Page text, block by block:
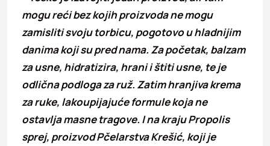
mogu reći bez kojih proizvoda ne mogu
zamisliti svoju torbicu, pogotovo u hladnijim
danima koji su pred nama. Za početak, balzam
za usne, hidratizira, hrani i štiti usne, te je
odlična podloga za ruž. Zatim hranjiva krema
za ruke, lakoupijajuće formule koja ne
ostavlja masne tragove. I na kraju Propolis
sprej, proizvod Pčelarstva Krešić, koji je